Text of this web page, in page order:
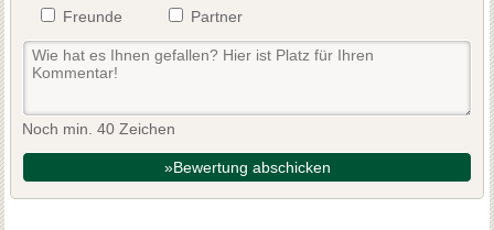
Freunde
Partner
Noch min. 40 Zeichen
»Bewertung abschicken